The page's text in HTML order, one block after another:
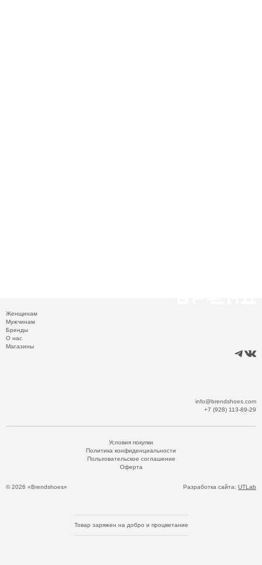
Женщинам
Мужчинам
Бренды
О нас
Магазины
info@brendshoes.com
+7 (928) 113-89-29
© 2026 «Brendshoes»
Условия покупки
Политика конфиденциальности
Пользовательское соглашение
Оферта
Разработка сайта: UTLab
Товар заряжен на добро и процветание